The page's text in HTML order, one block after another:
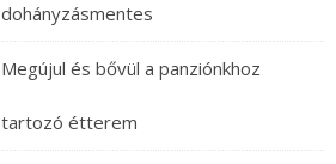
dohányzásmentes
Megújul és bővül a panziónkhoz
tartozó étterem